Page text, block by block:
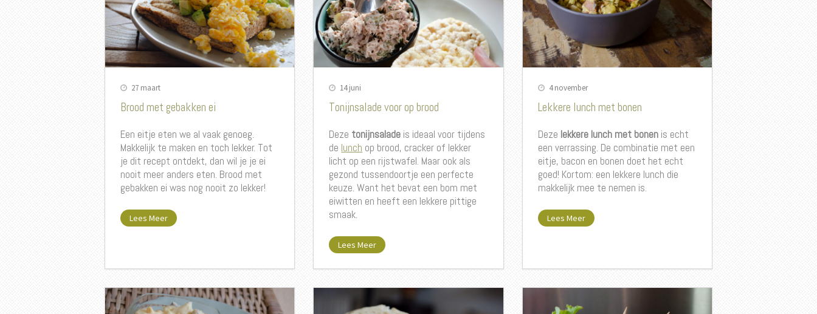
27 maart
Brood met gebakken ei
Een eitje eten we al vaak genoeg.
Makkelijk te maken en toch lekker. Tot
je dit recept ontdekt, dan wil je je ei
nooit meer anders eten. Brood met
gebakken ei was nog nooit zo lekker!
Lees Meer
14 juni
Tonijnsalade voor op brood
Deze tonijnsalade is ideaal voor tijdens
de lunch op brood, cracker of lekker
licht op een rijstwafel. Maar ook als
gezond tussendoortje een perfecte
keuze. Want het bevat een bom met
eiwitten en heeft een lekkere pittige
smaak.
Lees Meer
4 november
Lekkere lunch met bonen
Deze lekkere lunch met bonenis echt
een verrassing. De combinatie met een
eitje, bacon en bonen doet het echt
goed! Kortom: een lekkere lunch die
makkelijk mee te nemen is.
Lees Meer